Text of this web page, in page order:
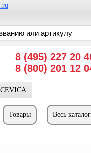
8 (495) 227 20
8 (800) 201 12
CEVICA
Товары Весь каталог